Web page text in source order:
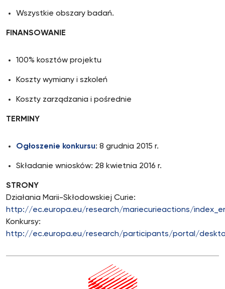
Wszystkie obszary badań.
FINANSOWANIE
100% kosztów projektu
Koszty wymiany i szkoleń
Koszty zarządzania i pośrednie
TERMINY
Ogłoszenie konkursu: 8 grudnia 2015 r.
Składanie wniosków: 28 kwietnia 2016 r.
STRONY
Działania Marii-Skłodowskiej Curie:
http://ec.europa.eu/research/mariecurieactions/
Konkursy:
http://ec.europa.eu/research/participants/portal/